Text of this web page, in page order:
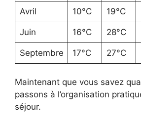
Avril 10°C 19°C
Juin 16°C 28°C
Septembre 17°C 27°C
Maintenant que vous savez
passons à l’organisation
séjour.